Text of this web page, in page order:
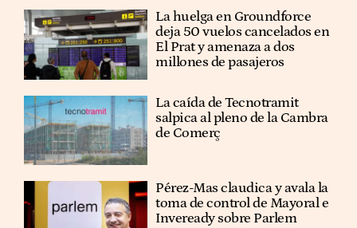
La huelga en Groundforce
deja 50 vuelos cancelados en
El Prat y amenaza a dos
millones de pasajeros
La caída de Tecnotramit
salpica al pleno de la Cambra
de Comerç
Pérez-Mas claudica y avala la
toma de control de Mayoral e
Inveready sobre Parlem